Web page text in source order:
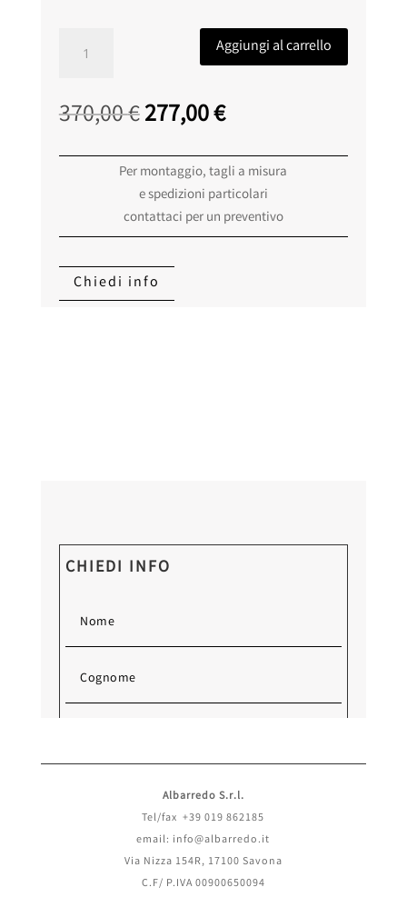
LAMPADA
CRISTALLO
quantità
Aggiungi al carrello
370,00€Il
originale
era:
370,00 €.
277,00€Il
attuale
è:
277,00 €.
Per montaggio, tagli a misura
e spedizioni particolari
contattaci per un preventivo
Chiedi info
CHIEDI INFO
Albarredo S.r.l.
Tel/fax +39 019 862185
email: info@albarredo.it
Via Nizza 154R, 17100 Savona
C.F/ P.IVA 00900650094